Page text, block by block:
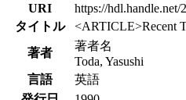
URI
https://hdl.handle.net/
タイトル
<ARTICLE>Recent
著者
著者名
Toda, Yasushi
言語
英語